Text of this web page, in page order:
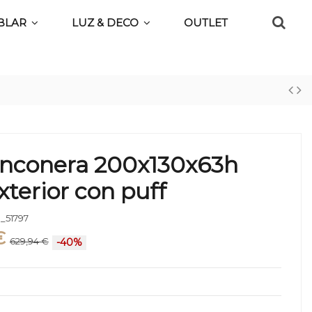
LUZ & DECO OUTLET
200x130x63h
con puff
629,94 € -40%